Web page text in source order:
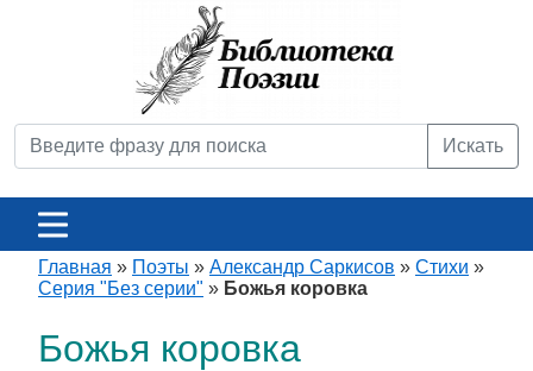
Искать
Главная » Поэты » Александр Саркисов » Стихи »
Серия "Без серии" » Божья коровка
Божья коровка